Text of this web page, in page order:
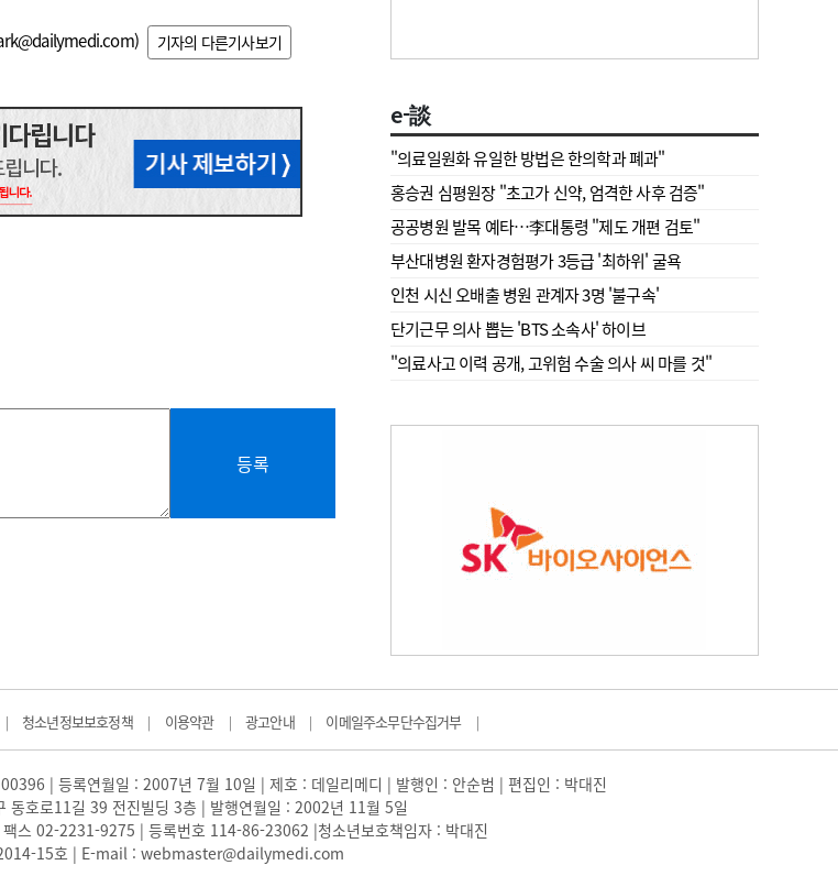
) 기자의 다른기사보기
등록
e-談
"의료일원화 유일한 방법은 한의학과 폐과"
홍승권 심평원장 " 초고가 신약, 엄격한 사후 검증"
공공병원 발목 예타…李대통령 "제도 개편 검토"
부산대병원 환자경험평가 3등급 '최하위' 굴욕
인천 시신 오배출 병원 관계자 3명 '불구속'
단기근무 의사 뽑는 'BTS 소속사' 하이브
"의료사고 이력 공개, 고위험 수술 의사 씨 마를 것"
| 청소년정보보호정책 | 이용약관 | 광고안내 | 이메일주소무단수집거부 |
| 등록연월일 : 2007년 7월 10일 | 제호 : 데일리메디 | 발행인 : 안순범 | 편집인 : 박대진
동호로11길 39 전진빌딩 3층 | 발행연월일 : 2002년 11월 5일
스 02-2231-9275 | 등록번호 114-86-23062 |청소년보호책임자 : 박대진
2014-15호 | E-mail : webmaster@dailymedi.com